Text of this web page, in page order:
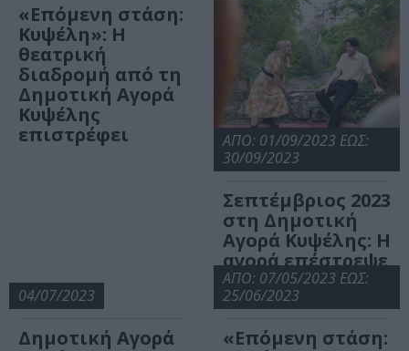
«Επόμενη στάση:
Κυψέλη»: Η
θεατρική
διαδρομή από τη
Δημοτική Αγορά
Κυψέλης
επιστρέφει
ΑΠΟ: 01/09/2023 ΕΩΣ:
30/09/2023
Σεπτέμβριος 2023
στη Δημοτική
Αγορά Κυψέλης: Η
αγορά επέστρεψε
στη γειτονιά!
04/07/2023
Δημοτική Αγορά
ΑΠΟ: 07/05/2023 ΕΩΣ:
25/06/2023
«Επόμενη στάση: